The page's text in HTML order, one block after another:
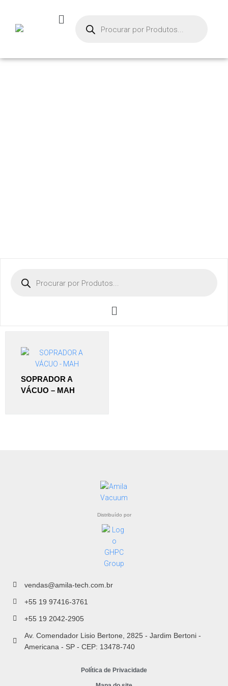
SOPRADOR A
VÁCUO – MAH
Distribuído por
vendas@amila-tech.com.br
+55 19 97416-3761
+55 19 2042-2905
Av. Comendador Lisio Bertone, 2825 - Jardim Bertoni -
Americana - SP - CEP: 13478-740
Política de Privacidade